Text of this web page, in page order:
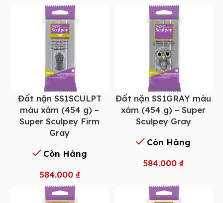
Đất nặn SS1SCULPT
màu xám (454 g) –
Super Sculpey Firm
Gray
Còn Hàng
584.000 ₫
Đất nặn SS1GRAY màu
xám (454 g) – Super
Sculpey Gray
Còn Hàng
584.000₫